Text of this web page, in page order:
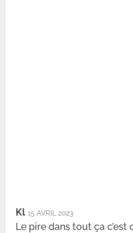
Kl 15 AVRIL 2023
Le pire dans tout ça c’est